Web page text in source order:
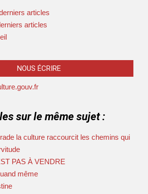
articles
articles
NOUS ÉCRIRE
sur le même sujet :
la culture raccourcit les chemins qui
PAS À VENDRE
même